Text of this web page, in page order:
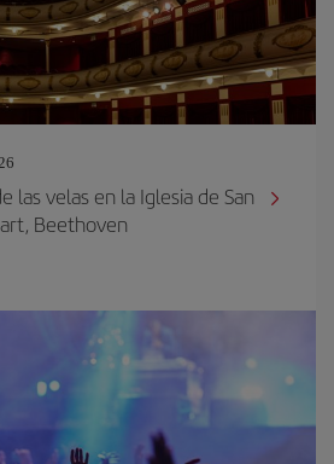
las velas en la Iglesia de San
Beethoven